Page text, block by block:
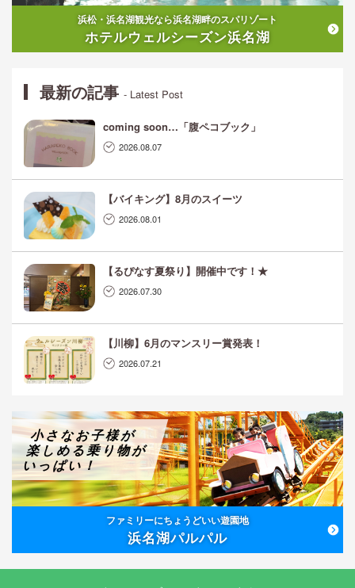
浜松・浜名湖観光なら浜名湖畔のスパリゾート
ホテルウェルシーズン浜名湖
最新の記事- Latest Post
coming soon…「腹ペコブック」
2026.08.07
【バイキング】8月のスイーツ
2026.08.01
【るぴなす夏祭り】開催中です！★
2026.07.30
【川柳】6月のマンスリー賞発表！
2026.07.21
小さなお子様が
楽しめる乗り物が
いっぱい！
ファミリーにちょうどいい遊園地
浜名湖パルパル